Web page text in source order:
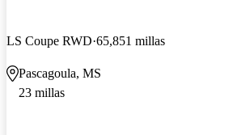
LS Coupe RWD 65,851 millas
Pascagoula, MS
23 millas